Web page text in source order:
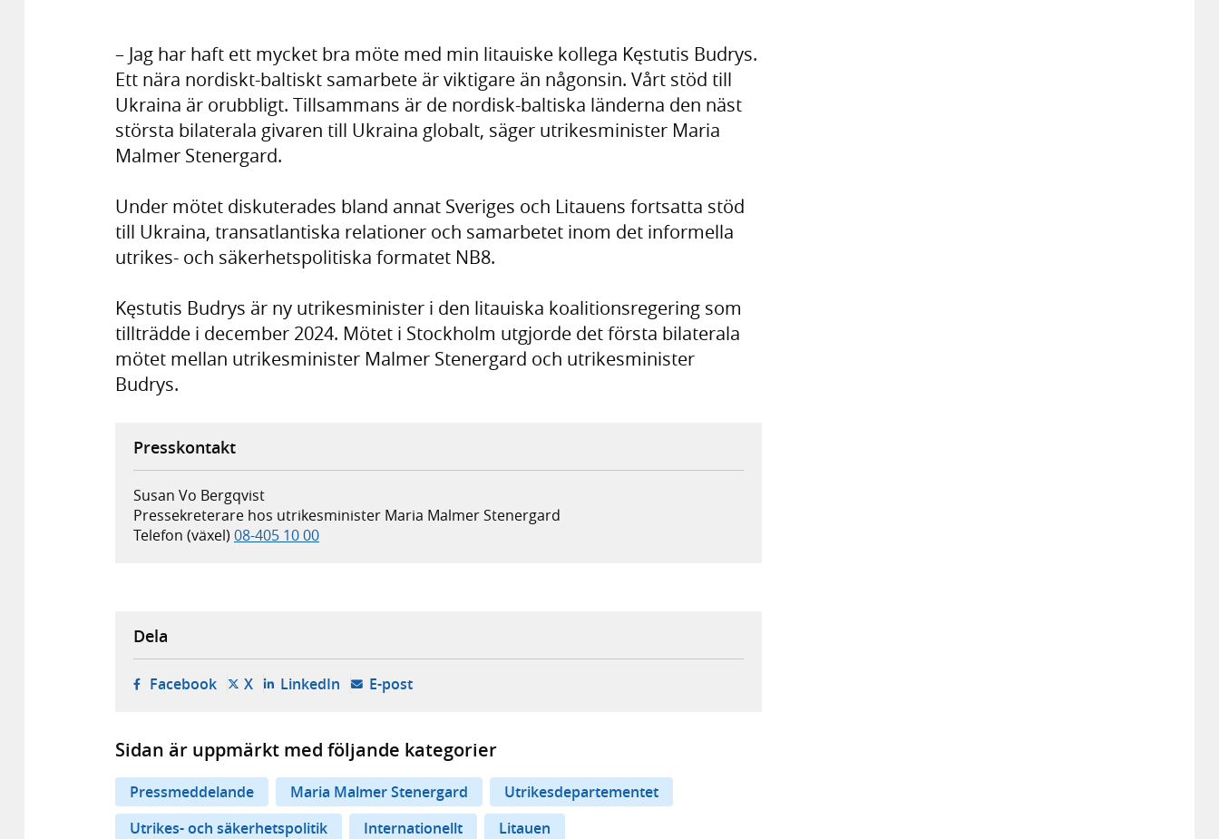
– Jag har haft ett mycket bra möte med min litauiske kollega Kęstutis Budrys.
Ett nära nordiskt-baltiskt samarbete är viktigare än någonsin. Vårt stöd till
Ukraina är orubbligt. Tillsammans är de nordisk-baltiska länderna den näst
största bilaterala givaren till Ukraina globalt, säger utrikesminister Maria
Malmer Stenergard.
Under mötet diskuterades bland annat Sveriges och Litauens fortsatta stöd
till Ukraina, transatlantiska relationer och samarbetet inom det informella
utrikes- och säkerhetspolitiska formatet NB8.
Kęstutis Budrys är ny utrikesminister i den litauiska koalitionsregering som
tillträdde i december 2024. Mötet i Stockholm utgjorde det första bilaterala
mötet mellan utrikesminister Malmer Stenergard och utrikesminister
Budrys.
Presskontakt
Susan Vo Bergqvist
Pressekreterare hos utrikesminister Maria Malmer Stenergard
Telefon (växel) 08-405 10 00
Dela
Facebook- öppnas i ny flik, extern webbplats,
X- öppnas i ny flik, extern webbplats,
LinkedIn- öppnas i ny flik, extern webbplats,
E-post- öppnar din e-postklient,
Sidan är uppmärkt med följande kategorier
Pressmeddelande Maria Malmer Stenergard
Utrikesdepartementet
Utrikes- och säkerhetspolitik
Internationellt Litauen